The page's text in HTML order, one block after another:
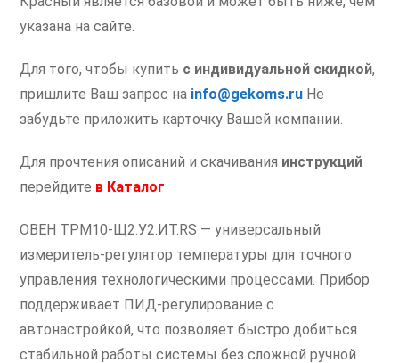
указана на сайте.
Для того, чтобы купить с индивидуальной скидкой,
пришлите Ваш запрос на info@gekoms.ru Не
забудьте приложить карточку Вашей компании.
Для прочтения описаний и скачивания инструкций
перейдите в Каталог
ОВЕН ТРМ10-Щ2.У2.ИТ.RS — универсальный
измеритель-регулятор температуры для точного
управления технологическими процессами. Прибор
поддерживает ПИД-регулирование с
автонастройкой, что позволяет быстро добиться
стабильной работы системы без сложной ручной